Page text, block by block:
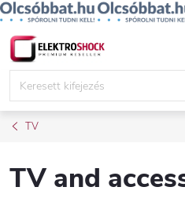
Ugrás
TV
TV and